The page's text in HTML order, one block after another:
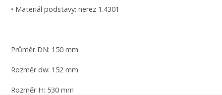
• Materiál podstavy: nerez 1.4301
Průměr DN: 150 mm
Rozměr dw: 152 mm
Rozměr H: 530 mm